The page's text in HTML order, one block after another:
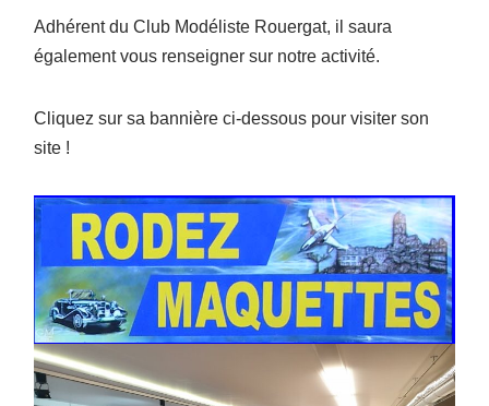
Adhérent du Club Modéliste Rouergat, il saura
également vous renseigner sur notre activité.
Cliquez sur sa bannière ci-dessous pour visiter son
site !